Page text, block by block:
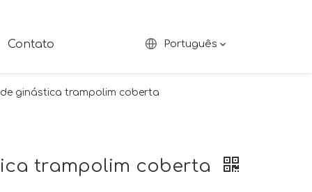
Contato Português
ginástica trampolim coberta
trampolim coberta